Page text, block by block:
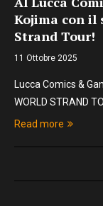
Kojima con il
Strand Tour!
11 Ottobre 2025
Lucca Comics &
WORLD STRAND
Read more